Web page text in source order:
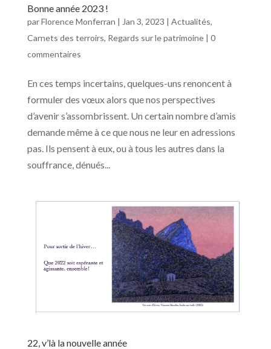
Bonne année 2023 !
parFlorence Monferran | Jan 3, 2023 | Actualités,
Carnets des terroirs, Regards sur le patrimoine| 0
commentaires
En ces temps incertains, quelques-uns renoncent à
formuler des vœux alors que nos perspectives
d’avenir s’assombrissent. Un certain nombre d’amis
demande même à ce que nous ne leur en adressions
pas. Ils pensent à eux, ou à tous les autres dans la
souffrance, dénués...
22, v’là la nouvelle année